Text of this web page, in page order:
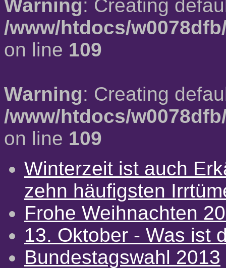
Warning: Creating
/www/htdocs/
on line 109
Warning: Creating
/www/htdocs/
on line 109
Winterzeit ist auch
zehn häufigsten
Frohe Weihnachten
13. Oktober - Was ist
Bundestagswahl 2013